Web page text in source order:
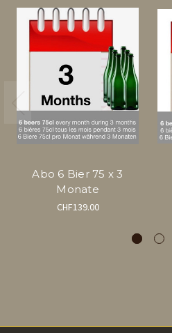
Abo 6 Bier 75 x 3
Monate
CHF139.00